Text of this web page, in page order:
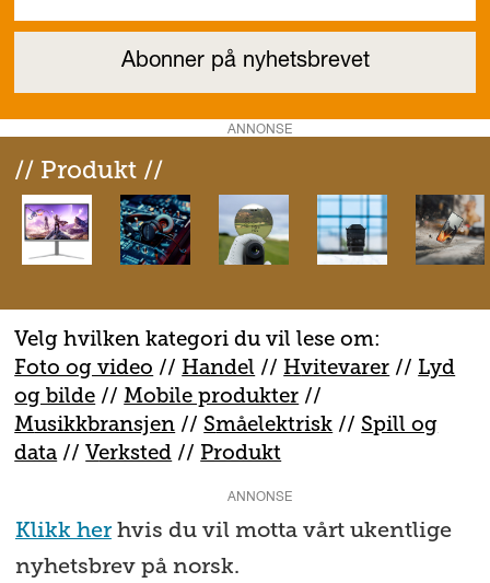
ANNONSE
// Produkt //
Velg hvilken kategori du vil lese om:
Foto og video // Handel // Hvitevarer // Lyd
og bilde //Mobile produkter //
Musikkbransjen // Småelektrisk // Spill og
data //Verksted // Produkt
ANNONSE
Klikk herhvis du vil motta vårt ukentlige
nyhetsbrev på norsk.